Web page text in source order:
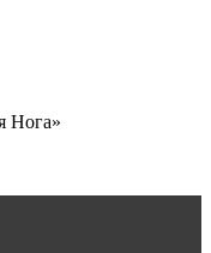
Нога»